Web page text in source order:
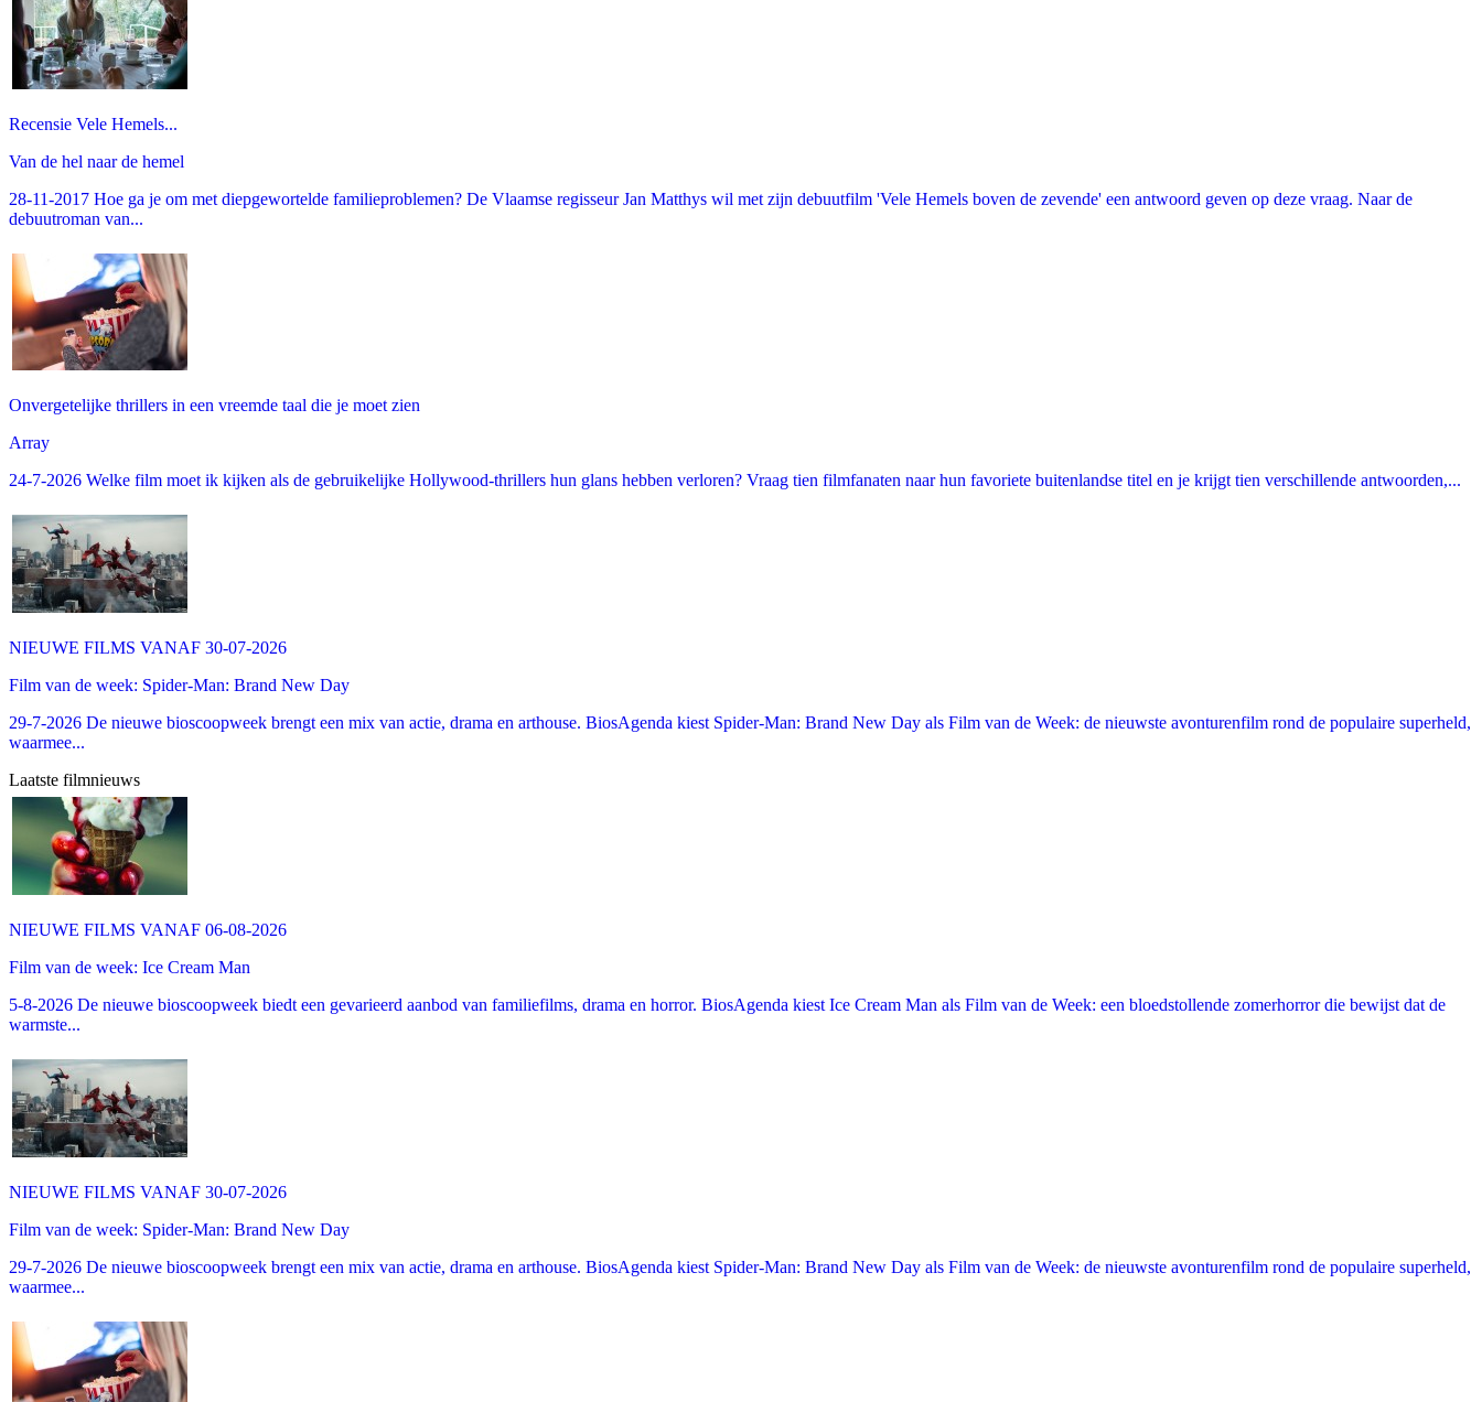
Recensie Vele Hemels...
Van de hel naar de hemel
28-11-2017 Hoe ga je om met diepgewortelde familieproblemen? De Vlaamse regisseur Jan Matthys wil met zijn debuutfilm 'Vele Hemels boven de zevende' een antwoord geven op deze vraag. Naar de
debuutroman van...
Onvergetelijke thrillers in een vreemde taal die je moet zien
Array
24-7-2026 Welke film moet ik kijken als de gebruikelijke Hollywood-thrillers hun glans hebben verloren? Vraag tien filmfanaten naar hun favoriete buitenlandse titel en je krijgt tien verschillende antwoorden,...
NIEUWE FILMS VANAF 30-07-2026
Film van de week: Spider-Man: Brand New Day
29-7-2026 De nieuwe bioscoopweek brengt een mix van actie, drama en arthouse. BiosAgenda kiest Spider-Man: Brand New Day als Film van de Week: de nieuwste avonturenfilm rond de populaire superheld,
waarmee...
Laatste filmnieuws
NIEUWE FILMS VANAF 06-08-2026
Film van de week: Ice Cream Man
5-8-2026 De nieuwe bioscoopweek biedt een gevarieerd aanbod van familiefilms, drama en horror. BiosAgenda kiest Ice Cream Man als Film van de Week: een bloedstollende zomerhorror die bewijst dat de
warmste...
NIEUWE FILMS VANAF 30-07-2026
Film van de week: Spider-Man: Brand New Day
29-7-2026 De nieuwe bioscoopweek brengt een mix van actie, drama en arthouse. BiosAgenda kiest Spider-Man: Brand New Day als Film van de Week: de nieuwste avonturenfilm rond de populaire superheld,
waarmee...